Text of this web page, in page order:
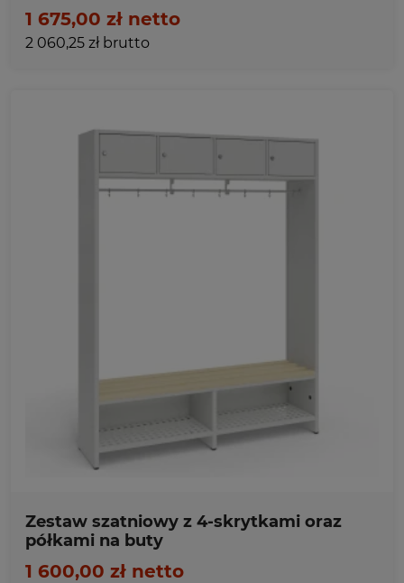
403
350
1 675,00 zł netto
2 060,25 zł brutto
Ulubione
Zestaw szatniowy z 4-skrytkami oraz
półkami na buty
1 600,00 zł netto